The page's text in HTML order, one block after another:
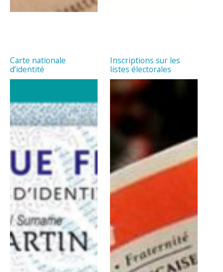
Carte nationale
d’identité
Inscriptions sur les
listes électorales